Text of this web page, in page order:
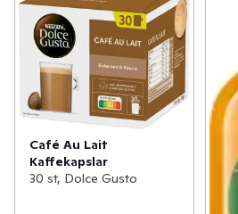
Café Au Lait
Kaffekapslar
30 st, Dolce Gusto